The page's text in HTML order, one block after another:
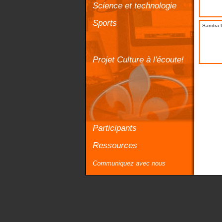
Science et technologie
Sports
Projet Culture à l'écoute!
Participants
Ressources
Communiquez avec nous
Sandra